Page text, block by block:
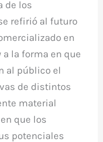
de los
refirió al futuro
en
a la forma en que
al público el
de distintos
material
que los
potenciales